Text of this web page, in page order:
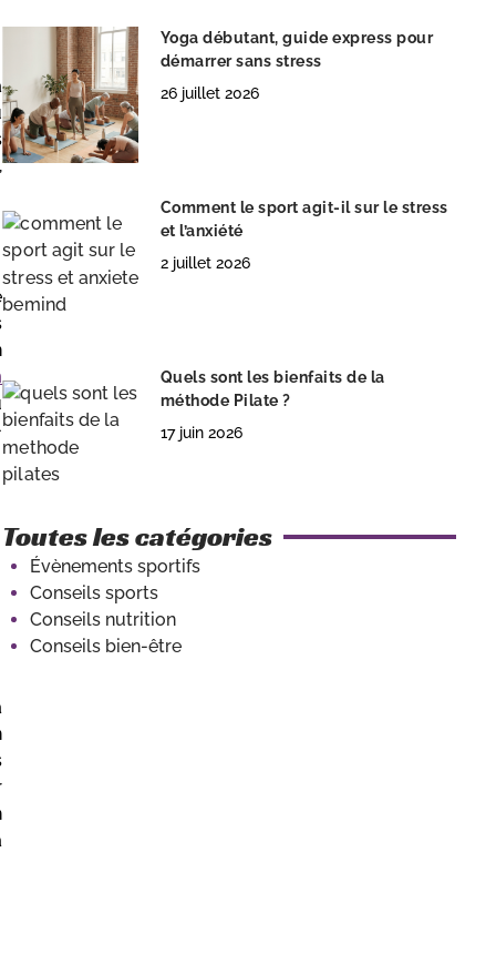
Yoga débutant, guide express pour
démarrer sans stress
26 juillet 2026
Comment le sport agit-il sur le stress
et l’anxiété
2 juillet 2026
Quels sont les bienfaits de la
méthode Pilate ?
17 juin 2026
Toutes les catégories
Évènements sportifs
Conseils sports
Conseils nutrition
Conseils bien-être